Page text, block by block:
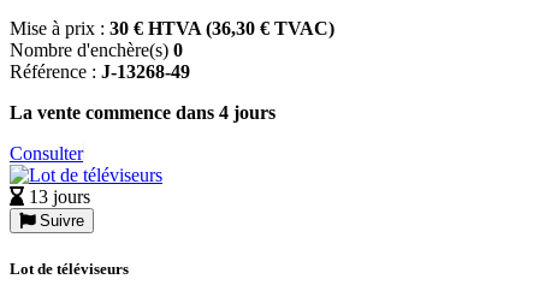
Mise à prix : 30 € HTVA (36,30 € TVAC)
Nombre d'enchère(s) 0
Référence : J-13268-49
La vente commence dans 4 jours
Consulter
13 jours
Suivre
Lot de téléviseurs